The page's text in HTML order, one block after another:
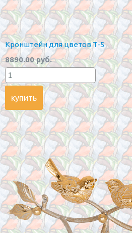
Кронштейн для цветов T-5
8890.00 руб.